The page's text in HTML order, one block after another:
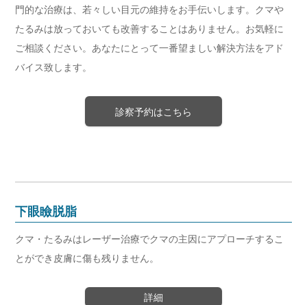
門的な治療は、若々しい目元の維持をお手伝いします。クマや
たるみは放っておいても改善することはありません。お気軽に
ご相談ください。あなたにとって一番望ましい解決方法をアド
バイス致します。
診察予約はこちら
下眼瞼脱脂
クマ・たるみはレーザー治療でクマの主因にアプローチするこ
とができ皮膚に傷も残りません。
詳細